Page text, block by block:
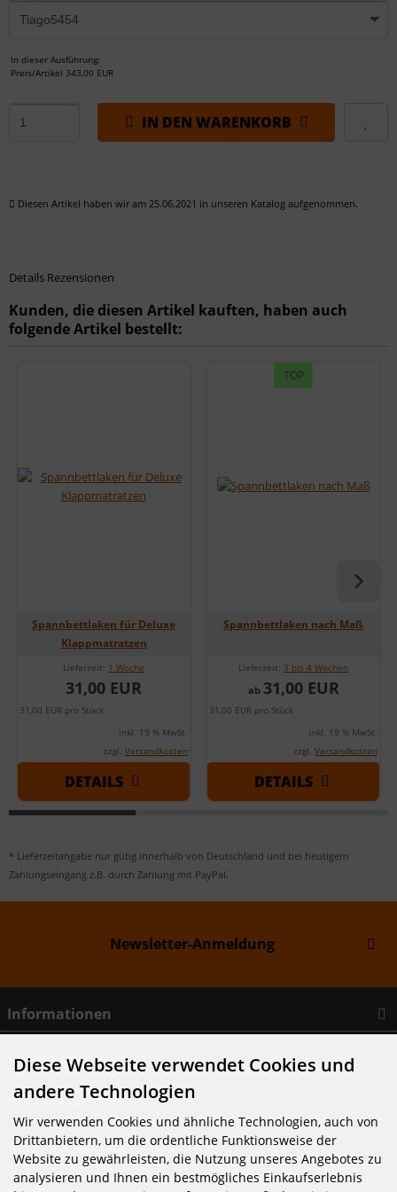
In dieser Ausführung:
Preis/Artikel 343,00 EUR
IN DEN WARENKORB
Diesen Artikel haben wir am 25.06.2021 in unseren Katalog aufgenommen.
Details Rezensionen
Kunden, die diesen Artikel kauften, haben auch
folgende Artikel bestellt:
Spannbettlaken für Deluxe
Klappmatratzen
Lieferzeit: 1 Woche
31,00 EUR
31,00 EUR pro Stück
inkl. 19 % MwSt.
zzgl. Versandkosten
DETAILS
TOP
Spannbettlaken nach Maß
Lieferzeit: 3 bis 4 Wochen
ab 31,00 EUR
31,00 EUR pro Stück
inkl. 19 % MwSt.
zzgl. Versandkosten
DETAILS
* Lieferzeitangabe nur gütig innerhalb von Deutschland und bei heutigem
Zahlungseingang z.B. durch Zahlung mit PayPal.
Newsletter-Anmeldung
Informationen
Cowan Textiles GmbH
Unsere Leistungen
Geprüfte Qualität
Diese Webseite verwendet Cookies und
andere Technologien
Wir verwenden Cookies und ähnliche Technologien, auch von
Drittanbietern, um die ordentliche Funktionsweise der
Website zu gewährleisten, die Nutzung unseres Angebotes zu
analysieren und Ihnen ein bestmögliches Einkaufserlebnis